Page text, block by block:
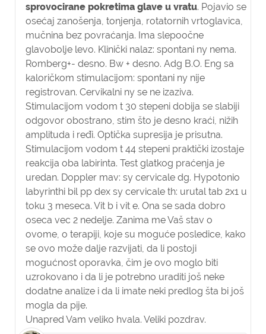
sprovocirane pokretima glave u vratu. Pojavio se
osećaj zanošenja, tonjenja, rotatornih vrtoglavica,
mučnina bez povraćanja. Ima slepoočne
glavobolje levo. Klinički nalaz: spontani ny nema.
Romberg+- desno. Bw + desno. Adg B.O. Eng sa
kaloričkom stimulacijom: spontani ny nije
registrovan. Cervikalni ny se ne izaziva.
Stimulacijom vodom t 30 stepeni dobija se slabiji
odgovor obostrano, stim što je desno kraći, nižih
amplituda i ređi. Optička supresija je prisutna.
Stimulacijom vodom t 44 stepeni praktički izostaje
reakcija oba labirinta. Test glatkog praćenja je
uredan. Doppler mav: sy cervicale dg. Hypotonio
labyrinthi bil pp dex sy cervicale th: urutal tab 2x1 u
toku 3 meseca. Vit b i vit e. Ona se sada dobro
oseca vec 2 nedelje. Zanima me Vaš stav o
ovome, o terapiji, koje su moguće posledice, kako
se ovo može dalje razvijati, da li postoji
mogućnost oporavka, čim je ovo moglo biti
uzrokovano i da li je potrebno uraditi još neke
dodatne analize i da li imate neki predlog šta bi još
mogla da pije.
Unapred Vam veliko hvala. Veliki pozdrav.